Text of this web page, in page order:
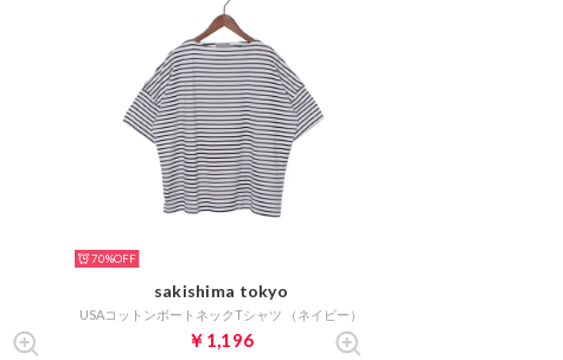
70%
sakishima tokyo
USAコットンボートネックTシャツ （ネイビー）
￥1,196